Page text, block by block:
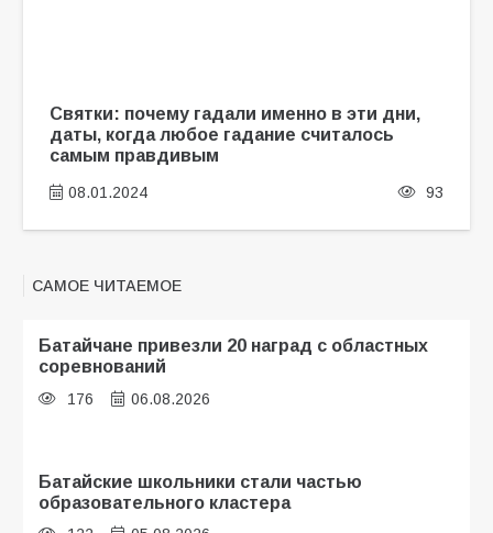
Святки: почему гадали именно в эти дни,
даты, когда любое гадание считалось
самым правдивым
08.01.2024 93
САМОЕ ЧИТАЕМОЕ
Батайчане привезли 20 наград с областных
соревнований
176 06.08.2026
Батайские школьники стали частью
образовательного кластера